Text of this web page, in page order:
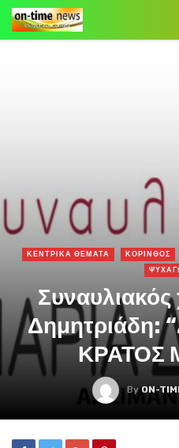
ΚΕΝΤΡΙΚΑ ΘΕΜΑΤΑ ΚΟΡΙΝΘΟΣ
Δημητριάδη:
ΚΡΑΤΟΣ
ByON-